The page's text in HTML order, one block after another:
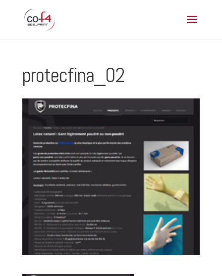
protecfina_02